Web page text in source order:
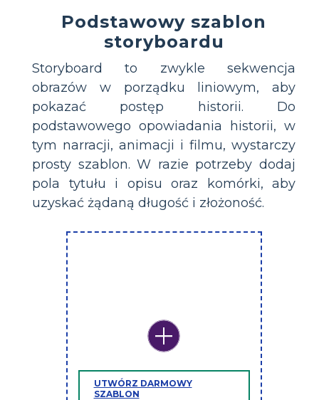
Podstawowy szablon
storyboardu
Storyboard to zwykle sekwencja
obrazów w porządku liniowym, aby
pokazać postęp historii. Do
podstawowego opowiadania historii, w
tym narracji, animacji i filmu, wystarczy
prosty szablon. W razie potrzeby dodaj
pola tytułu i opisu oraz komórki, aby
uzyskać żądaną długość i złożoność.
UTWÓRZ DARMOWY
SZABLON